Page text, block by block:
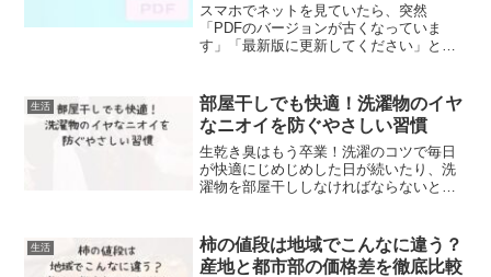
スマホでネットを見ていたら、突然
「PDFのバージョンが古くなっていま
す」「最新版に更新してください」と表
の警告だと思ってボタンを押したくなる
かもしれません。しかし、実は...
生活
部屋干しでも快適！洗濯物のイヤ
なニオイを防ぐやさしい習慣
生乾き臭はもう卒業！洗濯のコツで毎日
が快適にじめじめした日が続いたり、洗
濯物を部屋干ししなければならないと
りませんか？それは“生乾き臭”と呼ばれる
もので、洗濯したあとの...
生活
柿の値段は地域でこんなに違う？
産地と都市部の価格差を徹底比較